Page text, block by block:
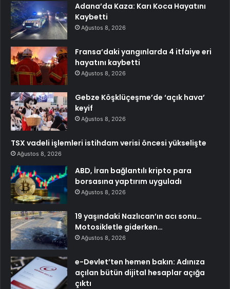
Adana’da Kaza: Karı Koca Hayatını
Kaybetti
Ağustos 8, 2026
Fransa’daki yangınlarda 4 itfaiye eri
hayatını kaybetti
Ağustos 8, 2026
Gebze Köşklüçeşme’de ‘açık hava’
keyif
Ağustos 8, 2026
TSX vadeli işlemleri istihdam verisi öncesi yükselişte
Ağustos 8, 2026
ABD, İran bağlantılı kripto para
borsasına yaptırım uyguladı
Ağustos 8, 2026
19 yaşındaki Nazlıcan’ın acı sonu…
Motosikletle giderken…
Ağustos 8, 2026
e-Devlet’ten hemen bakın: Adınıza
açılan bütün dijital hesaplar açığa
çıktı